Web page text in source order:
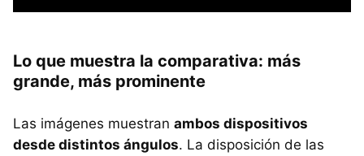
Lo que muestra la comparativa: más
grande, más prominente
Las imágenes muestran ambos dispositivos
desde distintos ángulos. La disposición de las